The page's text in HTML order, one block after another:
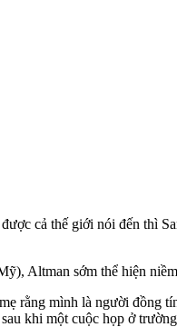
cả thế giới nói đến thì
Altman sớm thể hiện
rằng mình là người đồn‌g
khi một cuộc họp ở